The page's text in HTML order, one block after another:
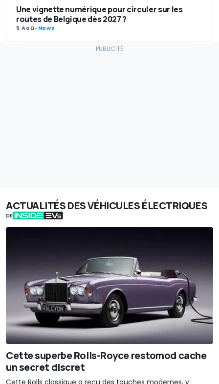
Une vignette numérique pour circuler sur les
routes de Belgique dès 2027 ?
5 Aoû-News
ACTUALITÉS DES VÉHICULES ÉLECTRIQUES
DE
Cette superbe Rolls-Royce restomod cache
un secret discret